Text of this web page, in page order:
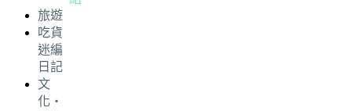
旅遊
吃貨
迷編
日記
文
化・